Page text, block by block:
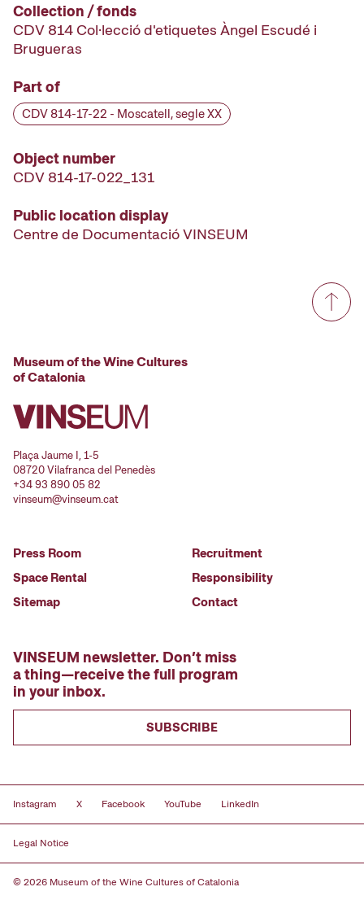
Collection / fonds
CDV 814 Col·lecció d'etiquetes Àngel Escudé i
Brugueras
Part of
CDV 814-17-22 - Moscatell, segle XX
Object number
CDV 814-17-022_131
Public location display
Centre de Documentació VINSEUM
Museum of the Wine Cultures
of Catalonia
Plaça Jaume I, 1-5
08720 Vilafranca del Penedès
+34 93 890 05 82
vinseum@vinseum.cat
Press Room
Space Rental
Sitemap
Recruitment
Responsibility
Contact
VINSEUM newsletter. Don’t miss
a thing—receive the full program
in your inbox.
SUBSCRIBE
Instagram X Facebook YouTube LinkedIn
Legal Notice
© 2026 Museum of the Wine Cultures of Catalonia